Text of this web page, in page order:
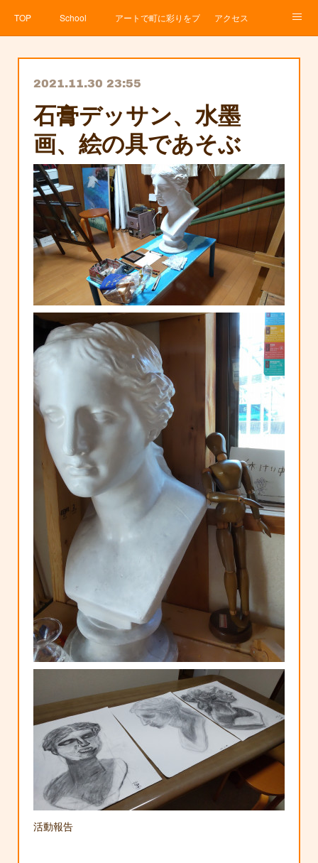
TOP School アートで町に彩りをプロジェクト
アクセス
2021.11.30 23:55
石膏デッサン、水墨
画、絵の具であそぶ
活動報告